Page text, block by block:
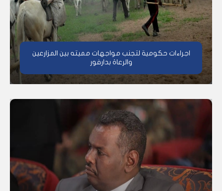
اجراءات حكومية لتجنب مواجهات مميته بين المزارعين
والرعاة بدارفور